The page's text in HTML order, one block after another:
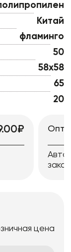
Китай
фламинго
50
58x58
65
20
цена